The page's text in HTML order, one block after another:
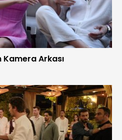
Kamera Arkası